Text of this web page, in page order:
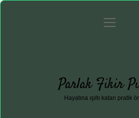
Gizlilik Politikası
menüyü
Parlak Fikir
Hayatına ışıltı katan pratik